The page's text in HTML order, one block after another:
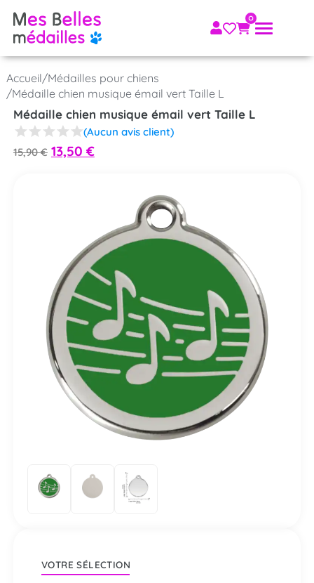
Accueil/Médailles pour chiens
/Médaille chien musique émail vert Taille L
Médaille chien musique émail vert Taille L
(Aucun avis client)
15,90€ 13,50 €
VOTRE SÉLECTION